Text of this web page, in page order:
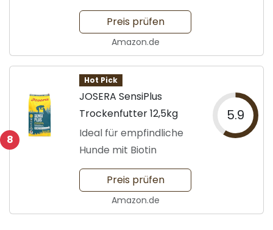
Preis prüfen
Amazon.de
8
Hot Pick
JOSERA SensiPlus
Trockenfutter 12,5kg
Ideal für empfindliche
Hunde mit Biotin
5.9
Preis prüfen
Amazon.de